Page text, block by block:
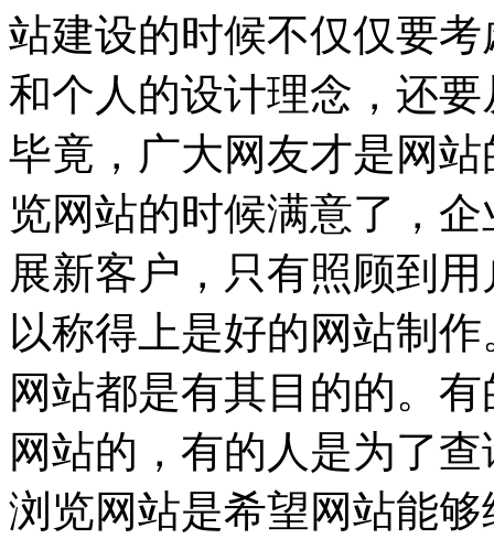
站建设的时候不仅仅要
和个人的设计理念，还
毕竟，广大网友才是网
览网站的时候满意了，
展新客户，只有照顾到
以称得上是好的网站制
网站都是有其目的的。
网站的，有的人是为了
浏览网站是希望网站能